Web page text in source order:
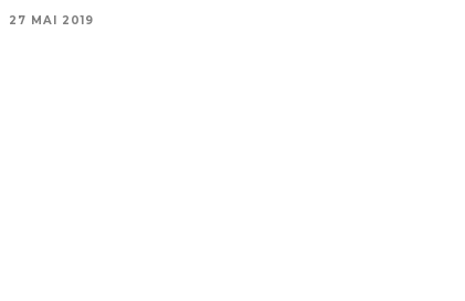
27 MAI 2019